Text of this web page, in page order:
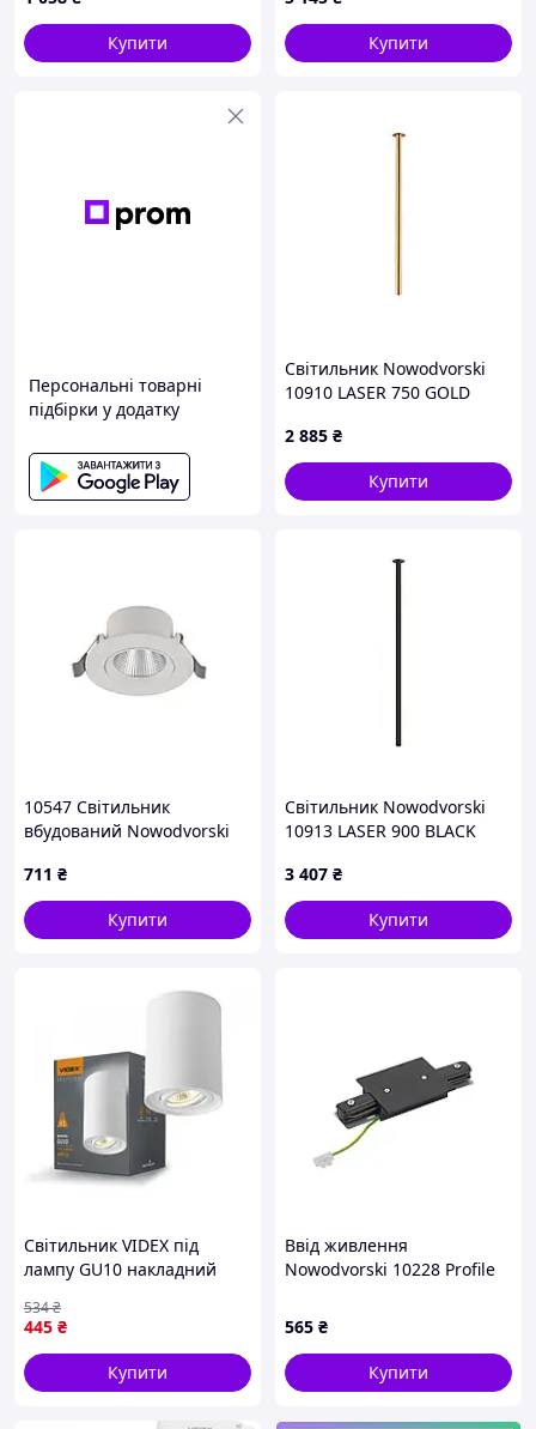
Купити
Купити
Персональні товарні
підбірки у додатку
Світильник Nowodvorski
10910 LASER 750 GOLD
2 885 ₴
Купити
10547 Світильник
вбудований Nowodvorski
CN
711 ₴
Купити
Світильник Nowodvorski
10913 LASER 900 BLACK
3 407 ₴
Купити
Світильник VIDEX під
лампу GU10 накладний
445 ₴
534₴
Купити
Ввід живлення
Nowodvorski 10228 Profile
Connector IP20 чорний
565 ₴
Купити